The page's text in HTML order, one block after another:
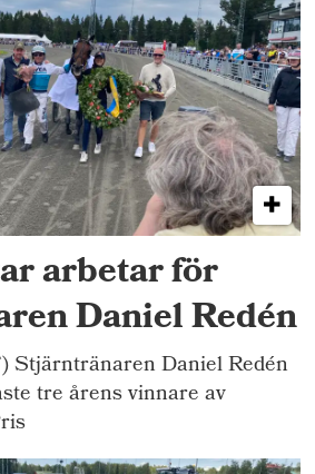
arbetar för
Daniel Redén
Stjärntränaren Daniel Redén
tre årens vinnare av